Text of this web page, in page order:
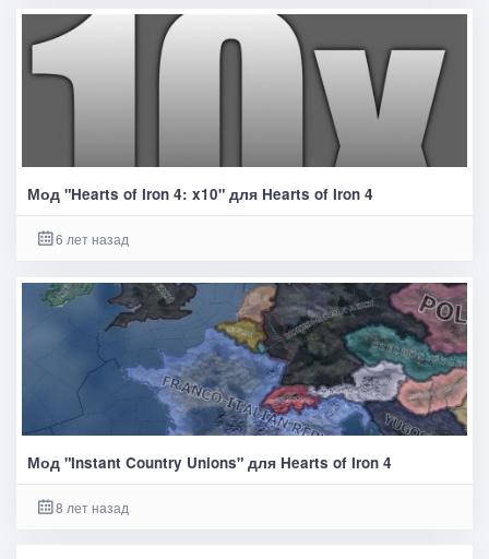
Мод "Hearts of Iron 4: x10" для Hearts of Iron 4
6 лет назад
Мод "Instant Country Unions" для Hearts of Iron 4
8 лет назад